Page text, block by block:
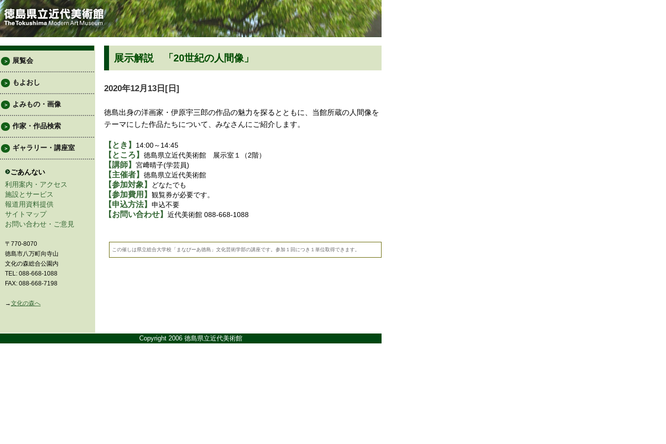
＞ 展覧会
＞ もよおし
＞ よみもの・画像
＞ 作家・作品検索
＞ ギャラリー・講座室
ごあんない
利用案内・アクセス
施設とサービス
報道用資料提供
サイトマップ
お問い合わせ・ご意見
〒770-8070
徳島市八万町向寺山
文化の森総合公園内
TEL: 088-668-1088
FAX: 088-668-7198
→文化の森へ
展示解説 「20世紀の人間像」
2020年12月13日[日]
徳島出身の洋画家・伊原宇三郎の作品の魅力を探るとともに、当館所蔵の人間像を
テーマにした作品たちについて、みなさんにご紹介します。
【とき】 14:00～14:45
【ところ】 徳島県立近代美術館 展示室１（2階）
【講師】 宮﨑晴子(学芸員)
【主催者】 徳島県立近代美術館
【参加対象】 どなたでも
【参加費用】 観覧券が必要です。
【申込方法】 申込不要
【お問い合わせ】 近代美術館 088-668-1088
この催しは県立総合大学校「まなびーあ徳島」文化芸術学部の講座です。参加１回につき１単位取得できます。
Copyright 2006 徳島県立近代美術館